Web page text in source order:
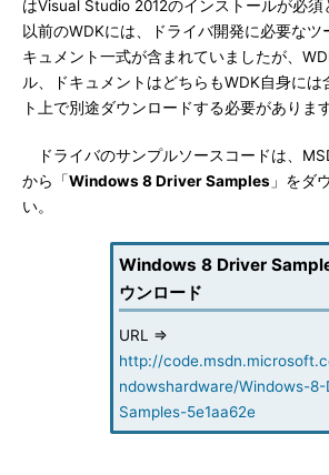
はVisual Studio 2012のインストールが必須
以前のWDKには、ドライバ開発に必要なツ
キュメント一式が含まれていましたが、
ル、ドキュメントはどちらもWDK自身には
ト上で別途ダウンロードする必要があります
ドライバのサンプルソースコードは、
から「Windows 8 Driver Samples 」をダ
い。
Windows 8 Driver
ウンロード
URL ⇒
http://
ndowshardware/Windows-
Samples-5e1aa62e